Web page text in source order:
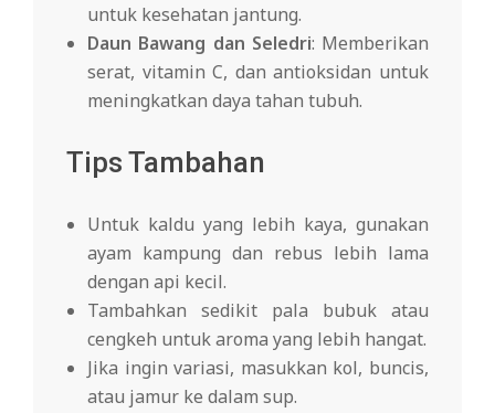
untuk kesehatan jantung.
Daun Bawang dan Seledri: Memberikan
serat, vitamin C, dan antioksidan untuk
meningkatkan daya tahan tubuh.
Tips Tambahan
Untuk kaldu yang lebih kaya, gunakan
ayam kampung dan rebus lebih lama
dengan api kecil.
Tambahkan sedikit pala bubuk atau
cengkeh untuk aroma yang lebih hangat.
Jika ingin variasi, masukkan kol, buncis,
atau jamur ke dalam sup.